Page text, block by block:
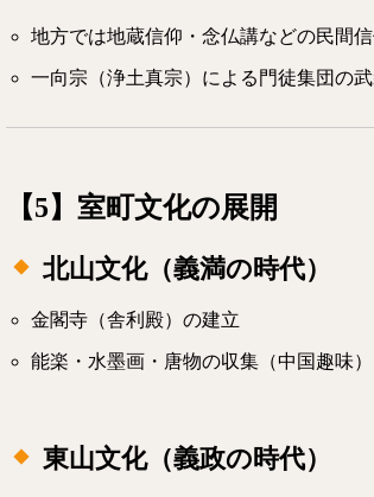
地方では地蔵信仰・念仏講などの民間
一向宗（浄土真宗）による門徒集団の武
【5】室町文化の展開
北山文化（義満の時代）
金閣寺（舎利殿）の建立
能楽・水墨画・唐物の収集（中国趣味）
東山文化（義政の時代）